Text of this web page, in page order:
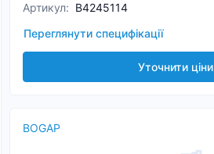
Артикул: B4245114
Переглянути специфікації
Уточнити ціни
BOGAP